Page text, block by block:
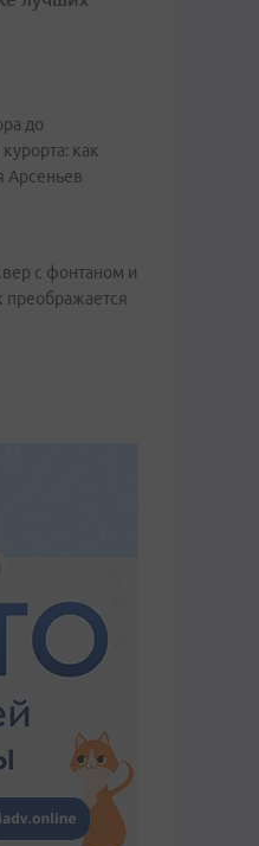
до
как
Арсеньев
с фонтаном и
преображается